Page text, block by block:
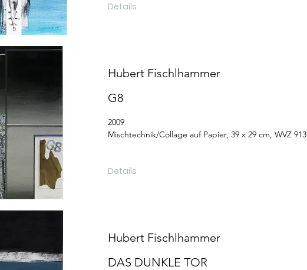
Details
Hubert Fischlhammer
G8
2009
Mischtechnik/Collage auf Papier, 39 x 29 cm, WVZ 913
Details
Hubert Fischlhammer
DAS DUNKLE TOR